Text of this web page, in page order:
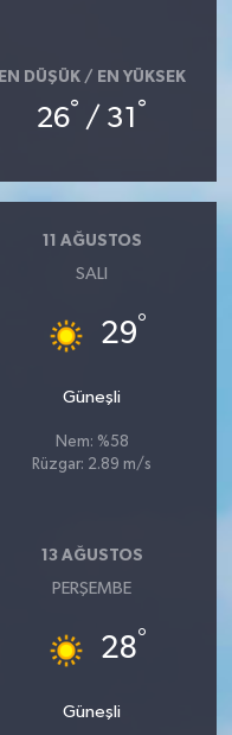
EN DÜŞÜK / EN YÜKSEK
26° / 31 °
11 AĞUSTOS
SALI
29°
Güneşli
Nem: %58
Rüzgar: 2.89 m/s
13 AĞUSTOS
PERŞEMBE
28°
Güneşli